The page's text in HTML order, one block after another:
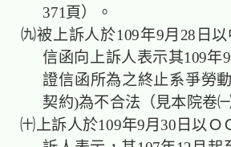
371頁）。
㈨被上訴人於109年9月28日
信函向上訴人表示其109年
證信函所為之終止系爭勞
契約)為不合法（見本院卷
㈩上訴人於109年9月30日以